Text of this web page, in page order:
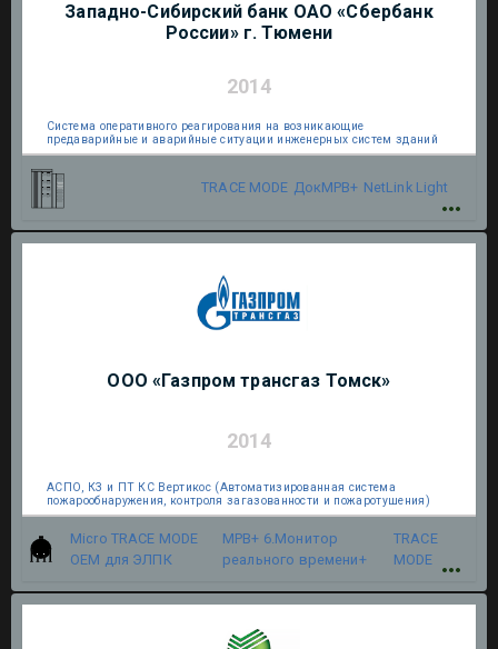
Западно-Сибирский банк ОАО «Сбербанк
России» г. Тюмени
2014
Система оперативного реагирования на возникающие
предаварийные и аварийные ситуации инженерных систем зданий
TRACE MODE ДокМРВ+ NetLink Light
ООО «Газпром трансгаз Томск»
2014
АСПО, КЗ и ПТ КС Вертикос (Автоматизированная система
пожарообнаружения, контроля загазованности и пожаротушения)
Micro TRACE MODE
OEM для ЭЛПК
МРВ+ 6.Монитор
реального времени+
TRACE
MODE